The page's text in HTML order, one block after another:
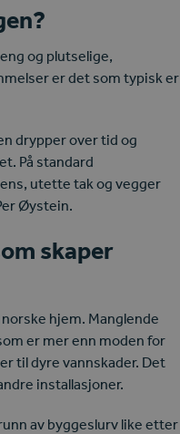
og plutselige,
er det som typisk er
drypper over tid og
På standard
utette tak og vegger
Øystein.
skaper
hjem. Manglende
er mer enn moden for
til dyre vannskader. Det
installasjoner.
av byggeslurv like etter